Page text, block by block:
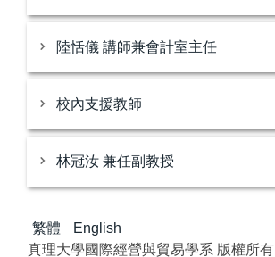
陸恬儀 講師兼會計室主任
校內支援教師
林冠汝 兼任副教授
繁體
English
真理大學國際經營與貿易學系 版權所有